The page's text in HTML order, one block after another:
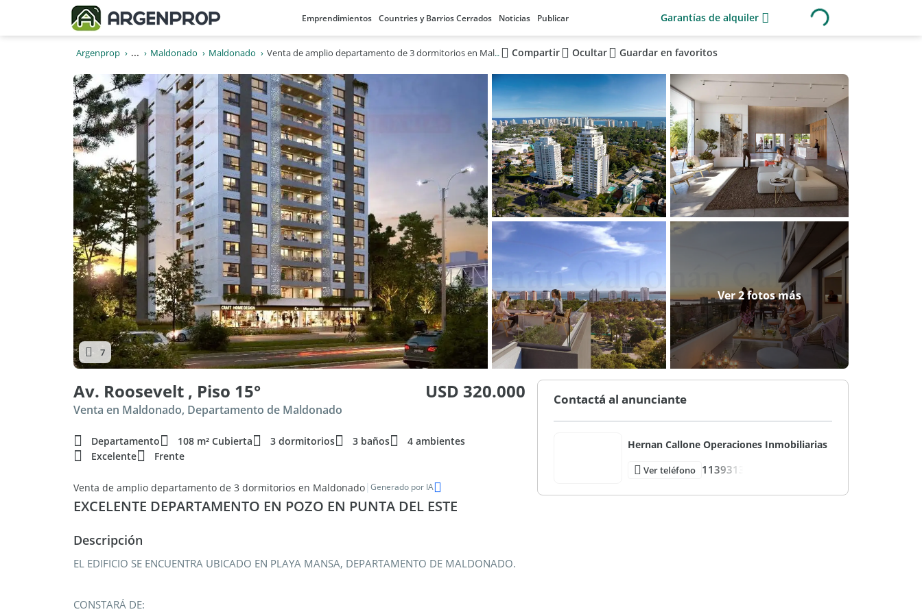
Emprendimientos Countries y Barrios Cerrados Noticias Publicar Garantías de alquiler
Argenprop ... Maldonado Maldonado Venta de amplio departamento de 3 dormitorios en Maldonado Compartir Ocultar Guardar en favoritos
Ver 2 fotos más
7
Av. Roosevelt , Piso 15° USD 320.000
Venta en Maldonado, Departamento de Maldonado
Departamento 108 m² Cubierta 3 dormitorios 3 baños
4 ambientes
Excelente
Frente
Venta de amplio departamento de 3 dormitorios en Maldonado| Generado por IA
EXCELENTE DEPARTAMENTO EN POZO EN PUNTA DEL ESTE
Descripción
EL EDIFICIO SE ENCUENTRA UBICADO EN PLAYA MANSA, DEPARTAMENTO DE MALDONADO.
CONSTARÁ DE:
Contactá al anunciante
Hernan Callone Operaciones Inmobiliarias
Ver teléfono 1139313